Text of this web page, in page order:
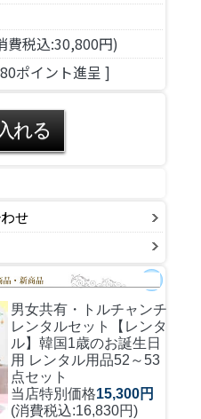
費税込:30,800円)
ポイント進呈 ]
せ
男女共有・トルチャンチ
レンタルセット
【レンタ
ル】韓国1歳のお誕生日
用 レンタル用品52～53
点セット
当店特別価格15,300円
(消費税込:16,830円)